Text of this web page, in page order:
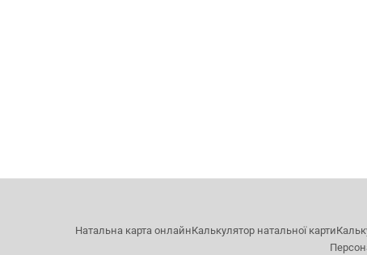
Натальна карта онлайнКалькулятор натальної карти